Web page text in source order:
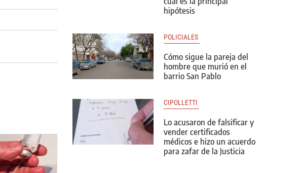
hipótesis
POLICIALES
Cómo sigue la pareja del
hombre que murió en el
barrio San Pablo
CIPOLLETTI
Lo acusaron de falsificar y
vender certificados
médicos e hizo un acuerdo
para zafar de la Justicia